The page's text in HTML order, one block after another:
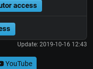
access
Update: 2019-10-16 12:43
YouTube